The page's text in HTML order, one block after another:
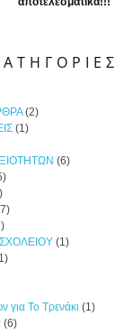
(2)
(1)
(6)
(1)
για Το Τρενάκι (1)
(6)